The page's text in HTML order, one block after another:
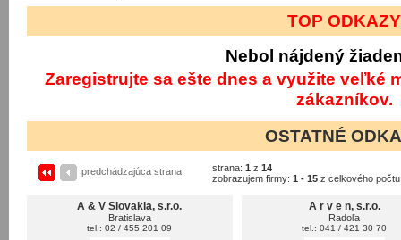
TOP ODKAZY
Nebol nájdený
Zaregistrujte sa ešte dnes a využite veľké
zákazníkov.
OSTATNÉ
predchádzajúca strana strana: 1 z 14
zobrazujem firmy: 1 - 15 z celkového
A & V Slovakia, s.r.o.
Bratislava
tel.: 02 / 455 201 09
A r v e n, s.r.o.
Radoľa
tel.: 041 / 421 30 70